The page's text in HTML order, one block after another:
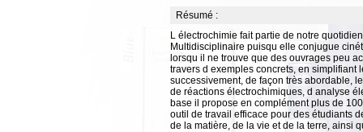
Résumé :
L électrochimie fait partie de notre
Multidisciplinaire puisqu elle conjugue
lorsqu il ne trouve que des ouvrages peu
travers d exemples concrets, en simplifiant
successivement, de façon très abordable,
de réactions électrochimiques, d analyse
base il propose en complément plus de
outil de travail efficace pour des étudiants
de la matière, de la vie et de la terre, ainsi